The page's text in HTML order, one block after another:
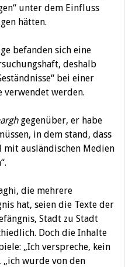
unter dem Einfluss
hätten.
befanden sich eine
deshalb
bei einer
verwendet werden.
gegenüber, er habe
in dem stand, dass
ausländischen Medien
die mehrere
hat, seien die Texte der
Stadt zu Stadt
Doch die Inhalte
„Ich verspreche, kein
„ich wurde von den